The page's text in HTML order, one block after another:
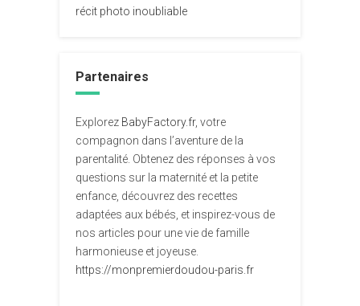
récit photo inoubliable
Partenaires
Explorez BabyFactory.fr, votre
compagnon dans l’aventure de la
parentalité. Obtenez des réponses à vos
questions sur la maternité et la petite
enfance, découvrez des recettes
adaptées aux bébés, et inspirez-vous de
nos articles pour une vie de famille
harmonieuse et joyeuse.
https://monpremierdoudou-paris.fr